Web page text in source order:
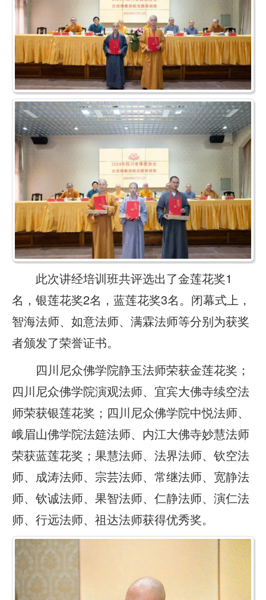
此次讲经培训班共评选出了金莲花奖1
名，银莲花奖2名，蓝莲花奖3名。闭幕式上，
智海法师、如意法师、满霖法师等分别为获奖
者颁发了荣誉证书。
四川尼众佛学院静玉法师荣获金莲花奖；
四川尼众佛学院演观法师、宜宾大佛寺续空法
师荣获银莲花奖；四川尼众佛学院中悦法师、
峨眉山佛学院法筵法师、内江大佛寺妙慧法师
荣获蓝莲花奖；果慧法师、法界法师、钦空法
师、成涛法师、宗芸法师、常继法师、宽静法
师、钦诚法师、果智法师、仁静法师、演仁法
师、行远法师、祖达法师获得优秀奖。